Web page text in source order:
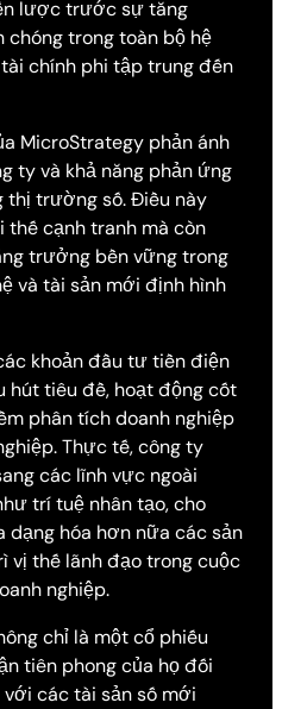
lược trước sự tăng
trong toàn bộ hệ
chính phi tập trung đến
MicroStrategy phản ánh
ty và khả năng phản ứng
trường số. Điều này
cạnh tranh mà còn
trưởng bền vững trong
và tài sản mới định hình
khoản đầu tư tiền điện
hút tiêu đề, hoạt động cốt
phân tích doanh nghiệp
Thực tế, công ty
các lĩnh vực ngoài
trí tuệ nhân tạo, cho
hóa hơn nữa các sản
vị thế lãnh đạo trong cuộc
nghiệp.
chỉ là một cổ phiếu
tiên phong của họ đối
các tài sản số mới